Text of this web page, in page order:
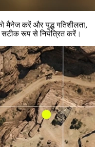
मैनेज करें और युद्ध गतिशीलता,
सटीक रूप से नियंत्रित करें।